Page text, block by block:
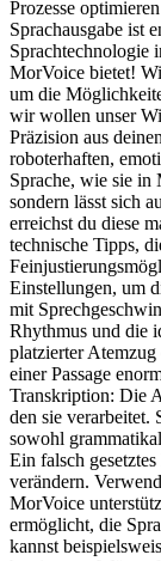
Prozesse
Sprachausgabe ist
Sprachtechnologie
MorVoice bietet!
um die
wir wollen unser
Präzision aus
roboterhaften,
Sprache, wie sie
sondern lässt sich
erreichst du diese
technische Tipps,
Einstellungen, um
mit
Rhythmus und die
platzierter Atemzug
einer Passage
Transkription: Die
den sie verarbeitet.
sowohl
Ein falsch
verändern.
MorVoice
ermöglicht, die
kannst